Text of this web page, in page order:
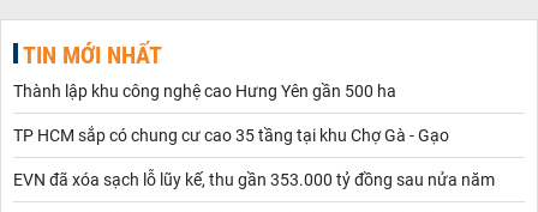
TIN MỚI NHẤT
Thành lập khu công nghệ cao Hưng Yên gần 500 ha
TP HCM sắp có chung cư cao 35 tầng tại khu Chợ Gà - Gạo
EVN đã xóa sạch lỗ lũy kế, thu gần 353.000 tỷ đồng sau nửa năm